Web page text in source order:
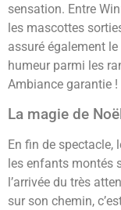
sensation. Entre
les mascottes
assuré également
humeur parmi les
Ambiance garantie !
La magie de
En fin de spectacle,
les enfants montés
l’arrivée du très
sur son chemin,